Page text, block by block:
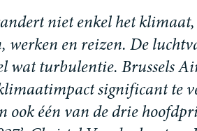
andert niet enkel het klimaat,
, werken en reizen. De luchtv
l wat turbulentie. Brussels Ai
limaatimpact significant te v
n ook één van de drie hoofdpri